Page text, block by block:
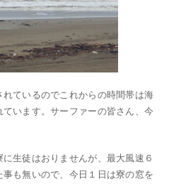
ているのでこれからの時間帯は海
います。サーファーの皆さん、今
生徒はおりませんが、最大風速６
も無いので、今日１日は寮の窓を